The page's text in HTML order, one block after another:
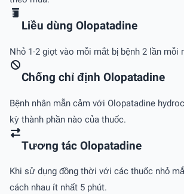
Liều dùng Olopatadine
Nhỏ 1-2 giọt vào mỗi mắt bị bệnh 2 lần mỗi
Chống chỉ định Olopatadine
Bệnh nhân mẫn cảm với Olopatadine
kỳ thành phần nào của thuốc.
Tương tác Olopatadine
Khi sử dụng đồng thời với các thuốc nhỏ
cách nhau ít nhất 5 phút.